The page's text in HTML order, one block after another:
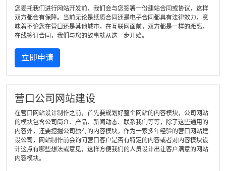
您委托我们进行网站开发前，我们会与您签署一份建站合同或协议，这样
双方都会有保障。当前无论是纸质合同还是电子合同都具有法律效力，意
味着不论您在营口还是其他城市，在互联网面前，双方都是一样的距离，
在线签订合同，我们与您的故事就从这一步开始。
立即申请
营口公司网站建设
在营口网站设计制作之前，首先要规划好整个网站的内容模块，公司网站
的模块包含公司简介、产品、新闻动态、联系我们等等，除了这些通用的
内容外，还要挖掘公司独有的内容模块，作为一家多年经验的营口网站建
设公司，网站制作前会询问营口客户是否有特定的内容或者对内容模块设
计这点有哪些想法或意见，这样方便我们的人员设计出让客户满意的网站
内容模块。